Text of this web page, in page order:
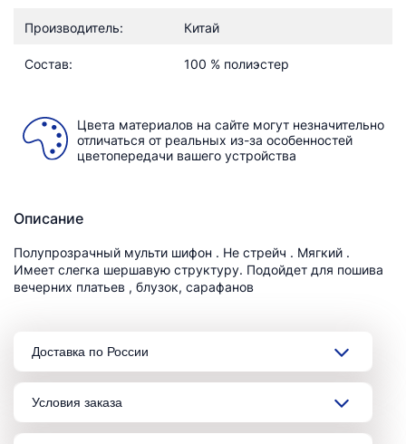
Производитель: Китай
Состав: 100 % полиэстер
Цвета материалов на сайте могут незначительно
отличаться от реальных из-за особенностей
цветопередачи вашего устройства
Описание
Полупрозрачный мульти шифон . Не стрейч . Мягкий .
Имеет слегка шершавую структуру. Подойдет для пошива
вечерних платьев , блузок, сарафанов
Доставка по России
Условия заказа